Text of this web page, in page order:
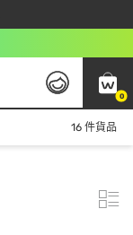
0
16 件貨品